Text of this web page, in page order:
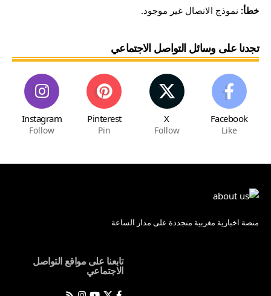
خطأ: نموذج الاتصال غير موجود.
تجدنا على وسائل التواصل الاجتماعي
Facebook
Like
X
Follow
Pinterest
Pin
Instagram
Follow
منصة اخبارية مغربية متجددة على مدار الساعة
تابعنا على مواقع التواصل
الاجتماعي